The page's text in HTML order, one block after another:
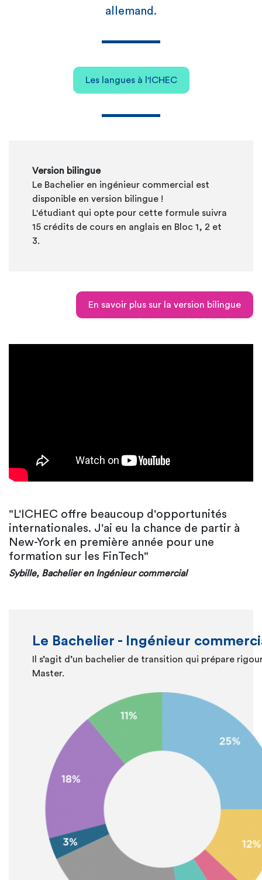
allemand.
Les langues à l'ICHEC
Version bilingue
Le Bachelier en ingénieur commercial est
disponible en version bilingue !
L'étudiant qui opte pour cette formule suivra
15 crédits de cours en anglais en Bloc 1, 2 et
3.
En savoir plus sur la version bilingue
"L'ICHEC offre beaucoup d'opportunités
internationales. J'ai eu la chance de partir à
New-York en première année pour une
formation sur les FinTech"
Sybille, Bachelier en Ingénieur commercial
Le Bachelier - Ingénieur
Il s’agit d’un bachelier de transition qui prépare
Master.